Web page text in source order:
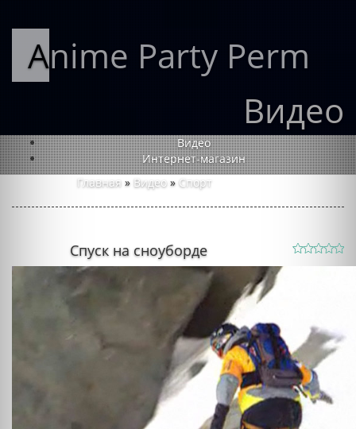
Anime Party Perm
Видео
Видео
Интернет-магазин
Главная » Видео » Спорт
Спуск на сноуборде